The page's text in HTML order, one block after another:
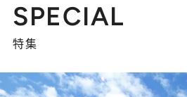
SPECIAL
特集